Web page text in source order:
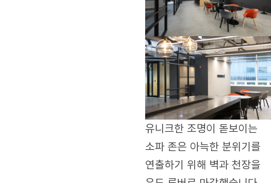
유니크한 조명이 돋보이는
소파 존은 아늑한 분위기를
연출하기 위해 벽과 천장을